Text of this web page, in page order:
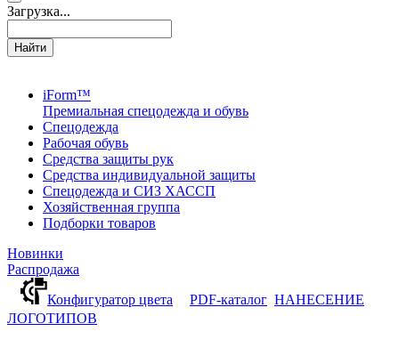
Загрузка...
Найти
iForm™
Премиальная спецодежда и обувь
Спецодежда
Рабочая обувь
Средства защиты рук
Средства индивидуальной защиты
Спецодежда и СИЗ ХАССП
Хозяйственная группа
Подборки товаров
Новинки
Распродажа
Конфигуратор цвета
PDF-каталог НАНЕСЕНИЕ
ЛОГОТИПОВ